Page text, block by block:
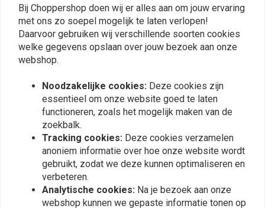
Plaats ook een review
Vergelijkbare producten
Bij Choppershop doen wij er alles aan om jouw ervaring
met ons zo soepel mogelijk te laten verlopen!
Daarvoor gebruiken wij verschillende soorten cookies
welke gegevens opslaan over jouw bezoek aan onze
webshop.
Noodzakelijke cookies: Deze cookies zijn
essentieel om onze website goed te laten
functioneren, zoals het mogelijk maken van de
zoekbalk.
Tracking cookies: Deze cookies verzamelen
anoniem informatie over hoe onze website wordt
gebruikt, zodat we deze kunnen optimaliseren en
verbeteren.
Analytische cookies: Na je bezoek aan onze
webshop kunnen we gepaste informatie tonen op